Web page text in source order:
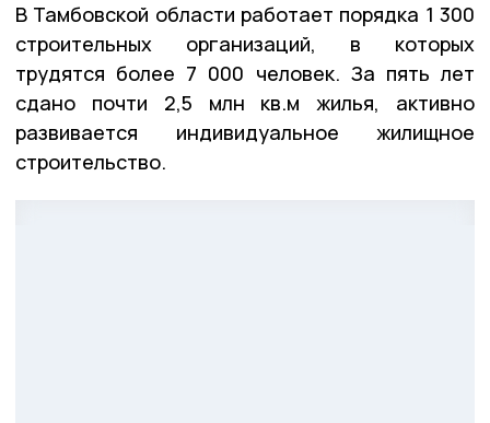
В Тамбовской области работает порядка 1 300
строительных организаций, в которых
трудятся более 7 000 человек. За пять лет
сдано почти 2,5 млн кв.м жилья, активно
развивается индивидуальное жилищное
строительство.